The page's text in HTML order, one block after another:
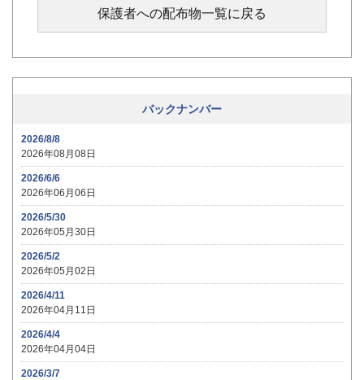
保護者への配布物一覧に戻る
バックナンバー
2026/8/8
2026年08月08日
2026/6/6
2026年06月06日
2026/5/30
2026年05月30日
2026/5/2
2026年05月02日
2026/4/11
2026年04月11日
2026/4/4
2026年04月04日
2026/3/7